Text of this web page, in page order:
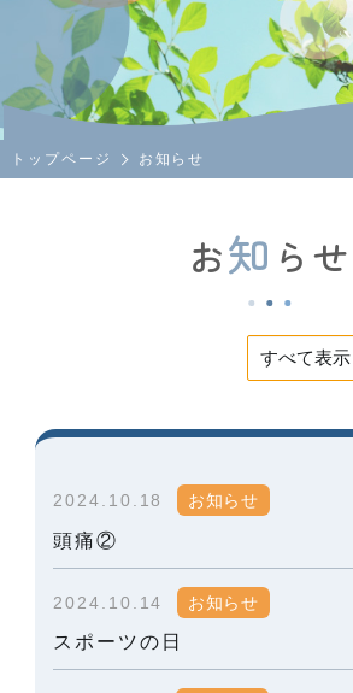
トップページ お知らせ
お知 らせ
2024.10.18 お知らせ
頭痛②
2024.10.14 お知らせ
スポーツの日